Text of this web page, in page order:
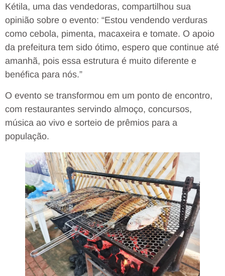
Kétila, uma das vendedoras, compartilhou sua
opinião sobre o evento: “Estou vendendo verduras
como cebola, pimenta, macaxeira e tomate. O apoio
da prefeitura tem sido ótimo, espero que continue até
amanhã, pois essa estrutura é muito diferente e
benéfica para nós.”
O evento se transformou em um ponto de encontro,
com restaurantes servindo almoço, concursos,
música ao vivo e sorteio de prêmios para a
população.